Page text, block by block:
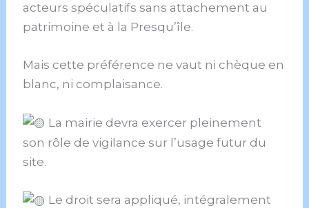
acteurs spéculatifs sans attachement au
patrimoine et à la Presqu’île.
Mais cette préférence ne vaut ni chèque en
blanc, ni complaisance.
La mairie devra exercer pleinement
son rôle de vigilance sur l’usage futur du
site.
Le droit sera appliqué, intégralement